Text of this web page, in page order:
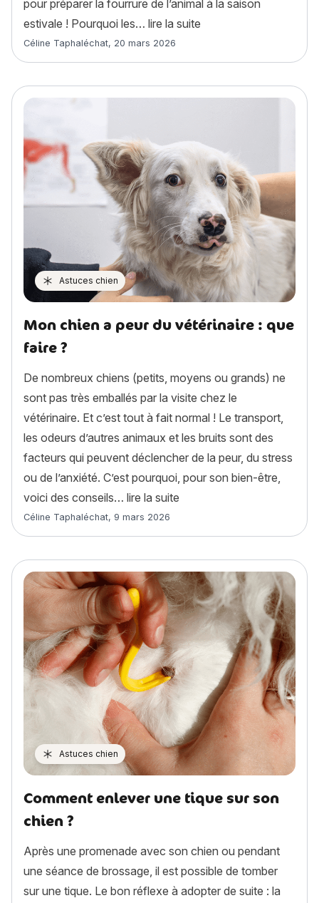
pour préparer la fourrure de l’animal à la saison
estivale ! Pourquoi les… lire la suite
Article rédigé par
Céline Taphaléchat, 20 mars 2026
Astuces chien
Mon chien a peur du vétérinaire : que
faire ?
De nombreux chiens (petits, moyens ou grands) ne
sont pas très emballés par la visite chez le
vétérinaire. Et c’est tout à fait normal ! Le transport,
les odeurs d’autres animaux et les bruits sont des
facteurs qui peuvent déclencher de la peur, du stress
ou de l’anxiété. C’est pourquoi, pour son bien-être,
voici des conseils… lire la suite
Article rédigé par
Céline Taphaléchat, 9 mars 2026
Astuces chien
Comment enlever une tique sur son
chien ?
Après une promenade avec son chien ou pendant
une séance de brossage, il est possible de tomber
sur une tique. Le bon réflexe à adopter de suite : la